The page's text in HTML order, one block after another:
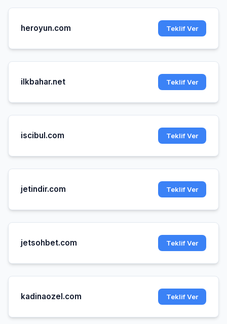
heroyun.com Teklif Ver
ilkbahar.net Teklif Ver
iscibul.com Teklif Ver
jetindir.com Teklif Ver
jetsohbet.com Teklif Ver
kadinaozel.com Teklif Ver